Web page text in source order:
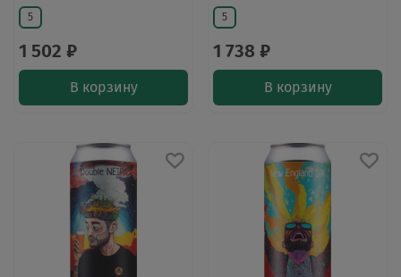
5
1 502 ₽
В корзину
5
1 738 ₽
В корзину